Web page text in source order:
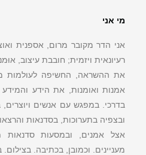
מי אני
אני הדר מקובר מרום, אספנית
רעיונאית ויזמית; חובבת עיצוב,
את ההשראה, החשיפה לעולמות
אמנות ואומנות, את הידע
בדרכי. במפגש עם אנשים
ובצפיה בתערוכות, בסדנאות
אצל אמנים, ובמסעות סדנאות
מעניינים. וכמובן, בכתיבה. בצילום.